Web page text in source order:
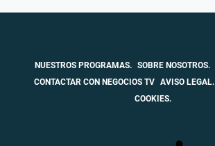
NUESTROS PROGRAMAS. SOBRE NOSOTROS.
CONTACTAR CON NEGOCIOS TV AVISO LEGAL.
COOKIES.